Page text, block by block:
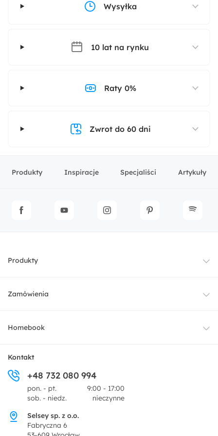
Poduszki dekoracyjne w zestawie:
Tapicerowany Tył:
Rodzaj narożnika:
Prawostronny
Regulowane zagłówki Tapicerowany tył
Wysyłka
10 lat na rynku
Raty 0%
Zwrot do 60 dni
Produkty Inspiracje Specjaliści Artykuły
Produkty
Meble
Dekoracje i akcesoria
Promocje
Zamówienia
Dostawa
Zwroty
Pytania i odpowiedzi
Homebook
O nas
Centrum prasowe
Regulamin
Kontakt
+48 732 080 994
pon. - pt.
9:00 - 17:00
sob. - niedz.
nieczynne
Selsey sp. z o.o.
Fabryczna 6